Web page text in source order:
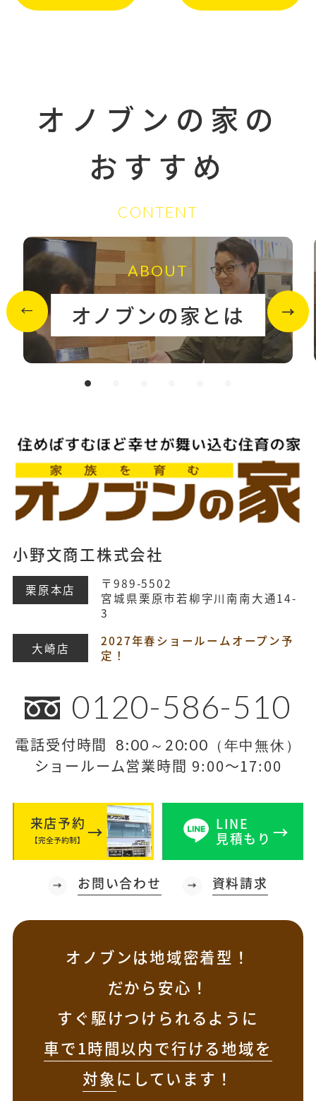
オノブンの家の
おすすめ
CONTENT
ABOUT
オノブンの家とは
小野文商工株式会社
栗原本店
〒989-5502
宮城県栗原市若柳字川南南大通14-
3
大崎店
2027年春ショールームオープン予
定！
0120-586-510
電話受付時間 8:00～20:00（年中無休）
ショールーム営業時間 9:00～17:00
来店予約
【完全予約制】
LINE
見積もり
お問い合わせ 資料請求
オノブンは地域密着型！
だから安心！
すぐ駆けつけられるように
車で1時間以内で行ける地域を
対象にしています！